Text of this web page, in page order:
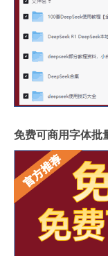
免费可商用字体批